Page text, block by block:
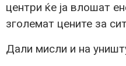
центри ќе ја влошат
зголемат цените за
Дали мисли и на